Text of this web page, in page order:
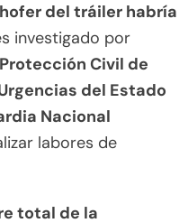
del tráiler habría
investigado por
Protección Civil de
del Estado
Nacional
labores de
total de la